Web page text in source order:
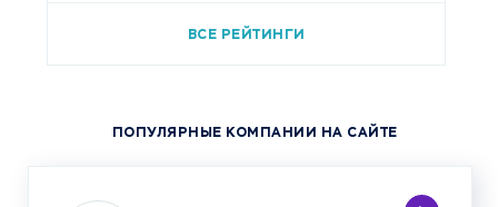
ВСЕ РЕЙТИНГИ
ПОПУЛЯРНЫЕ КОМПАНИИ НА САЙТЕ